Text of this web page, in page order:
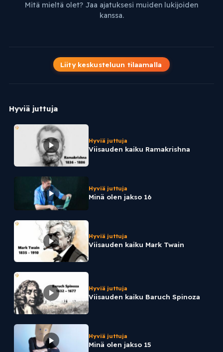
Mitä mieltä olet? Jaa ajatuksesi muiden lukijoiden
kanssa.
Liity keskusteluun tilaamalla
Hyviä juttuja
Hyviä juttuja
Viisauden kaiku Ramakrishna
Hyviä juttuja
Minä olen jakso 16
Hyviä juttuja
Viisauden kaiku Mark Twain
Hyviä juttuja
Viisauden kaiku Baruch Spinoza
Hyviä juttuja
Minä olen jakso 15